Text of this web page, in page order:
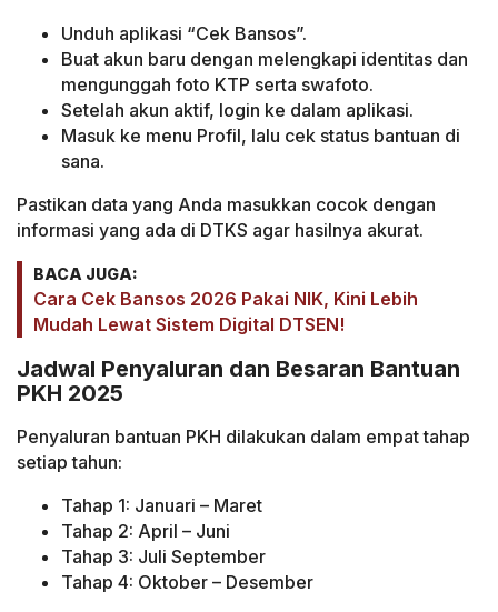
Unduh aplikasi “Cek Bansos”.
Buat akun baru dengan melengkapi identitas dan
mengunggah foto KTP serta swafoto.
Setelah akun aktif, login ke dalam aplikasi.
Masuk ke menu Profil, lalu cek status bantuan di
sana.
Pastikan data yang Anda masukkan cocok dengan
informasi yang ada di DTKS agar hasilnya akurat.
BACA JUGA:
Cara Cek Bansos 2026 Pakai NIK, Kini Lebih
Mudah Lewat Sistem Digital DTSEN!
Jadwal Penyaluran dan Besaran Bantuan
PKH 2025
Penyaluran bantuan PKH dilakukan dalam empat tahap
setiap tahun:
Tahap 1: Januari – Maret
Tahap 2: April – Juni
Tahap 3: Juli September
Tahap 4: Oktober – Desember